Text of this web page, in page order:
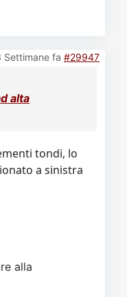
Settimane fa #29947
alta
tondi, lo
a sinistra
alla